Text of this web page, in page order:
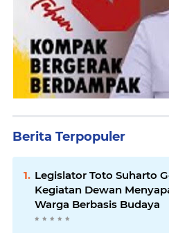
Berita Terpopuler
Legislator Toto Suharto
Kegiatan Dewan
Warga Berbasis Budaya